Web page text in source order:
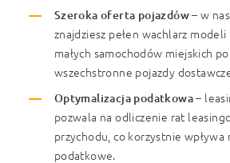
Szeroka oferta pojazdów– w
znajdziesz pełen wachlarz modeli
małych samochodów miejskich
wszechstronne pojazdy
Optymalizacja podatkowa–
pozwala na odliczenie rat
przychodu, co korzystnie wpływa
podatkowe.